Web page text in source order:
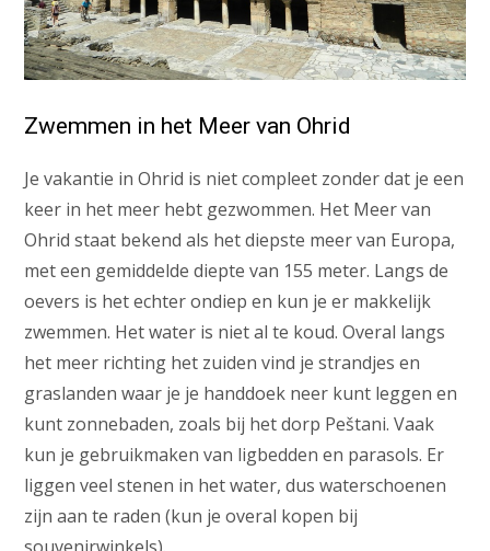
Zwemmen in het Meer van Ohrid
Je vakantie in Ohrid is niet compleet zonder dat je een
keer in het meer hebt gezwommen. Het Meer van
Ohrid staat bekend als het diepste meer van Europa,
met een gemiddelde diepte van 155 meter. Langs de
oevers is het echter ondiep en kun je er makkelijk
zwemmen. Het water is niet al te koud. Overal langs
het meer richting het zuiden vind je strandjes en
graslanden waar je je handdoek neer kunt leggen en
kunt zonnebaden, zoals bij het dorp Peštani. Vaak
kun je gebruikmaken van ligbedden en parasols. Er
liggen veel stenen in het water, dus waterschoenen
zijn aan te raden (kun je overal kopen bij